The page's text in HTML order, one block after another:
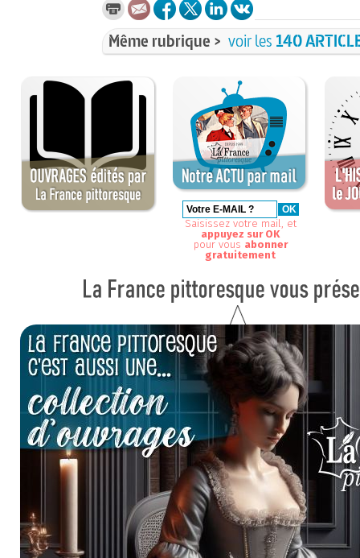
Même rubrique > voir les 140
Saisissez votre mail, et
appuyez sur OK
pour vous abonner
gratuitement